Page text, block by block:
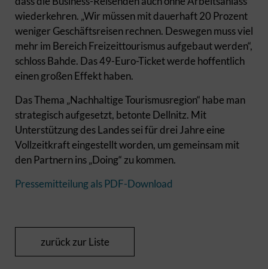
wiederkehren. „Wir müssen mit dauerhaft 20 Prozent
weniger Geschäftsreisen rechnen. Deswegen muss viel
mehr im Bereich Freizeittourismus aufgebaut werden“,
schloss Bahde. Das 49-Euro-Ticket werde hoffentlich
einen großen Effekt haben.
Das Thema „Nachhaltige Tourismusregion“ habe man
strategisch aufgesetzt, betonte Dellnitz. Mit
Unterstützung des Landes sei für drei Jahre eine
Vollzeitkraft eingestellt worden, um gemeinsam mit
den Partnern ins „Doing“ zu kommen.
Pressemitteilung als PDF-Download
zurück zur Liste